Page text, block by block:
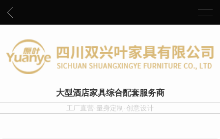
大型酒店家具综合配套服务商
工厂直营·量身定制·创意设计